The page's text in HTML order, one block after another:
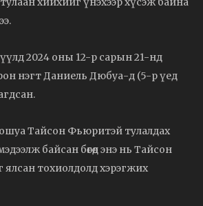
2024 оны 12-р сарын 21-нд
нэгт Даниель Дюбуа-д (5-р үед
Тайсон Фьюритэй тулалдах
байсан бөгөөд энэ нь Тайсон
ялсан тохиолдолд хэрэгжих